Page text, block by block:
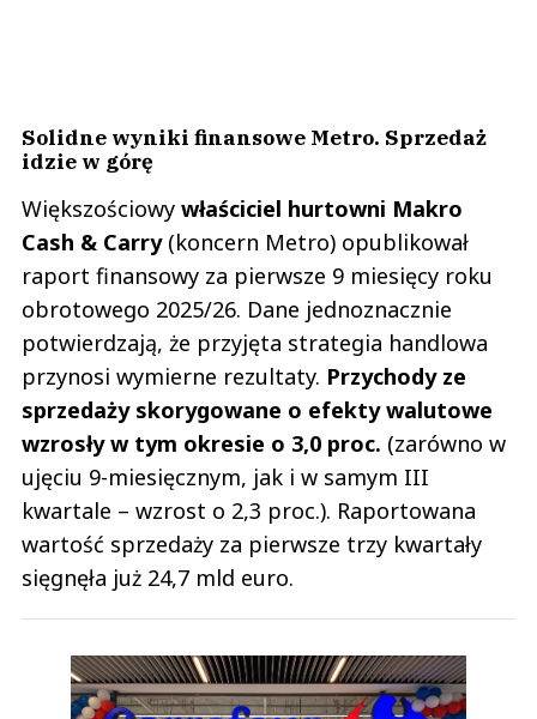
Solidne wyniki finansowe Metro. Sprzedaż
idzie w górę
Większościowy właściciel hurtowni Makro
Cash & Carry(koncern Metro) opublikował
raport finansowy za pierwsze 9 miesięcy roku
obrotowego 2025/26. Dane jednoznacznie
potwierdzają, że przyjęta strategia handlowa
przynosi wymierne rezultaty. Przychody ze
sprzedaży skorygowane o efekty walutowe
wzrosły w tym okresie o 3,0 proc. (zarówno w
ujęciu 9-miesięcznym, jak i w samym III
kwartale – wzrost o 2,3 proc.). Raportowana
wartość sprzedaży za pierwsze trzy kwartały
sięgnęła już 24,7 mld euro.